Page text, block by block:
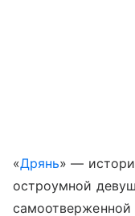
«Дрянь» —
остроумной